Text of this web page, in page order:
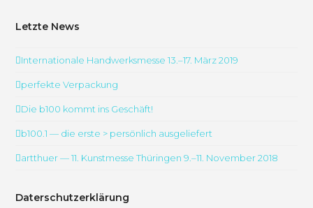
Letzte News
Internationale Handwerksmesse 13.–17. März 2019
perfekte Verpackung
Die b100 kommt ins Geschäft!
b100.1 — die erste > persönlich ausgeliefert
artthuer — 11. Kunstmesse Thüringen 9.–11. November 2018
Daterschutzerklärung